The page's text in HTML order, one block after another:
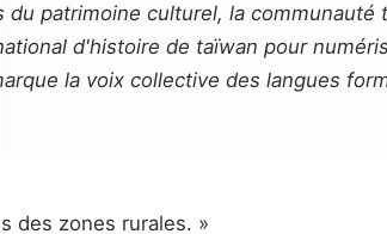
patrimoine culturel, la communauté
d'histoire de taïwan pour
la voix collective des langues
des zones rurales. »